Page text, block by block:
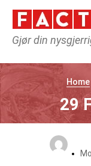
Gjør din
Home
29